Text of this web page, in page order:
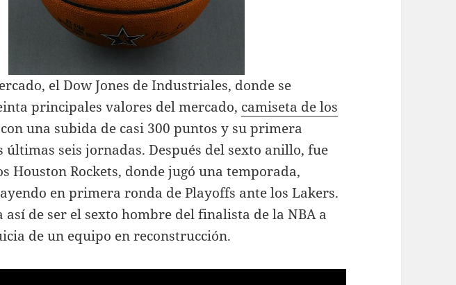
el Dow Jones de Industriales, donde se
principales valores del mercado, camiseta de los
una subida de casi 300 puntos y su primera
últimas seis jornadas. Después del sexto anillo, fue
Houston Rockets, donde jugó una temporada,
en primera ronda de Playoffs ante los Lakers.
así de ser el sexto hombre del finalista de la NBA a
de un equipo en reconstrucción.